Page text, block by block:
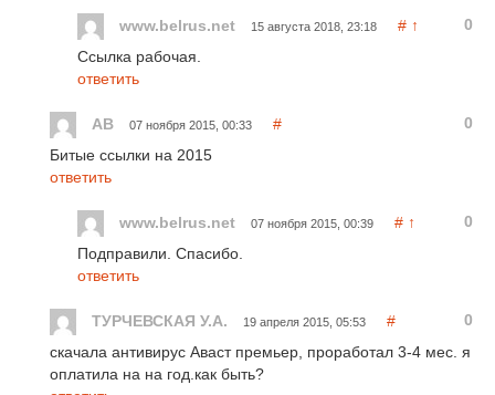
www.belrus.net 15 августа 2018, 23:18 # ↑
0
Ссылка рабочая.
ответить
AB 07 ноября 2015, 00:33 #
0
Битые ссылки на 2015
ответить
www.belrus.net 07 ноября 2015, 00:39 # ↑
0
Подправили. Спасибо.
ответить
ТУРЧЕВСКАЯ У.А. 19 апреля 2015, 05:53 #
0
скачала антивирус Аваст премьер, проработал 3-4 мес. я
оплатила на на год.как быть?